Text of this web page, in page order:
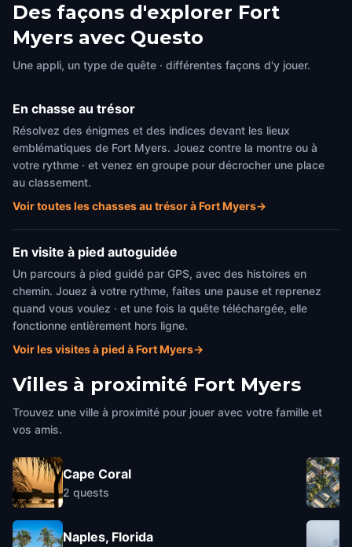
Des façons d'explorer Fort
Myers avec Questo
Une appli, un type de quête · différentes façons d'y jouer.
En chasse au trésor
Résolvez des énigmes et des indices devant les lieux
emblématiques de Fort Myers. Jouez contre la montre ou à
votre rythme · et venez en groupe pour décrocher une place
au classement.
Voir toutes les chasses au trésor à Fort Myers→
En visite à pied autoguidée
Un parcours à pied guidé par GPS, avec des histoires en
chemin. Jouez à votre rythme, faites une pause et reprenez
quand vous voulez · et une fois la quête téléchargée, elle
fonctionne entièrement hors ligne.
Voir les visites à pied à Fort Myers→
Villes à proximité Fort Myers
Trouvez une ville à proximité pour jouer avec votre famille et
vos amis.
Cape Coral
2 quests
Naples, Florida